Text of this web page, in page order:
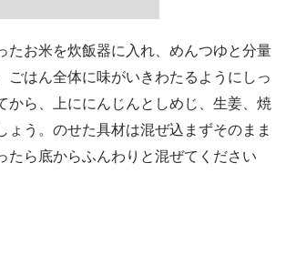
たお米を炊飯器に入れ、めんつゆと分量
ごはん全体に味がいきわたるようにしっ
から、上ににんじんとしめじ、生姜、焼
ょう。のせた具材は混ぜ込まずそのまま
たら底からふんわりと混ぜてください